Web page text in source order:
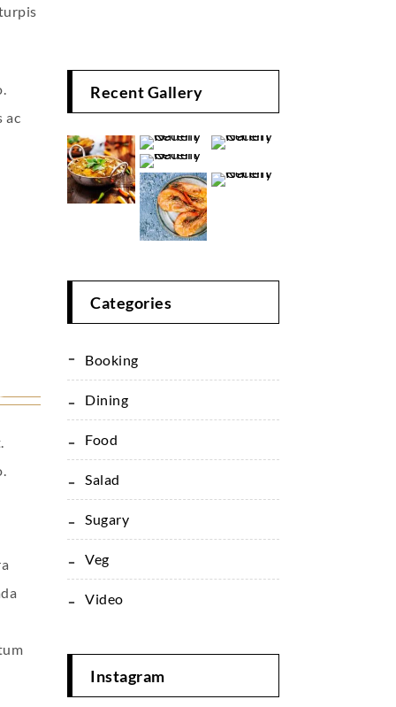
ac
Recent Gallery
Categories
Booking
Dining
Food
Salad
Sugary
Veg
Video
Instagram